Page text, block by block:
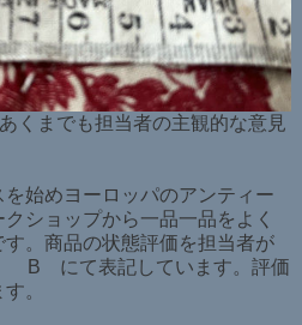
までも担当者の主観的な意見
始めヨーロッパのアンティー
ショップから一品一品をよく
。商品の状態評価を担当者が
B にて表記しています。評価
。